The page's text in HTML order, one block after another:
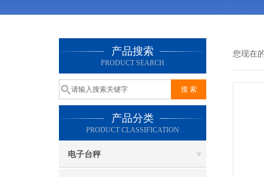
产品搜索
PRODUCT SEARCH
产品分类
PRODUCT CLASSIFICATION
电子台秤
您现在